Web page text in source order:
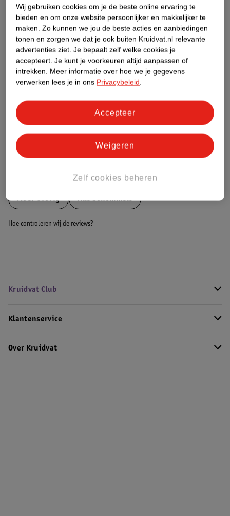
Etiketinformatie
Nature Impact Score
Dit product heeft (nog) geen Nature
Impact Score.
Bestel & Bezorginformatie
MeerOverig Alle Schommels
Hoe controleren wij de reviews?
Kruidvat Club
Klantenservice
Over Kruidvat
Wij gebruiken cookies om je de beste online ervaring te
bieden en om onze website persoonlijker en makkelijker te
maken. Zo kunnen we jou de beste acties en aanbiedingen
tonen en zorgen we dat je ook buiten Kruidvat.nl relevante
advertenties ziet. Je bepaalt zelf welke cookies je
accepteert. Je kunt je voorkeuren altijd aanpassen of
intrekken. Meer informatie over hoe we je gegevens
verwerken lees je in ons Privacybeleid.
Zelf cookies beheren
Weigeren
Accepteer